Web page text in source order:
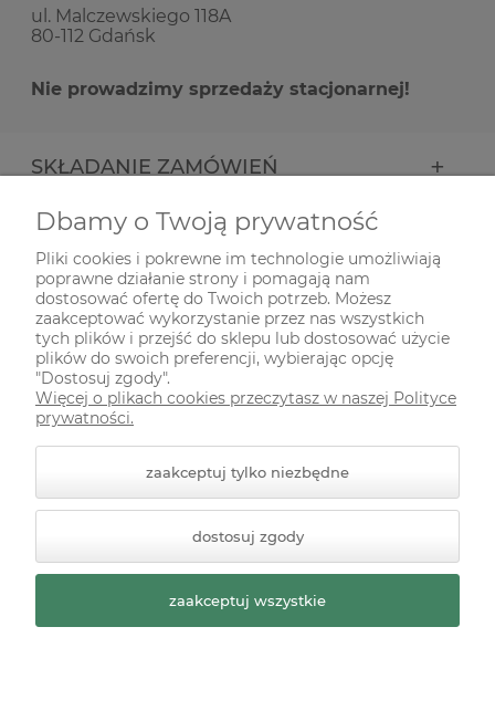
ul. Malczewskiego 118A
80-112 Gdańsk
Nie prowadzimy sprzedaży stacjonarnej!
SKŁADANIE ZAMÓWIEŃ
INFORMACJE
ODWIEDŹ NAS NA
Styl graficzny ShopGadget.pl
Sklep internetowy Shoper
Premium
Dbamy o Twoją prywatność
Pliki cookies i pokrewne im technologie umożliwiają
poprawne działanie strony i pomagają nam
dostosować ofertę do Twoich potrzeb. Możesz
zaakceptować wykorzystanie przez nas wszystkich
tych plików i przejść do sklepu lub dostosować użycie
plików do swoich preferencji, wybierając opcję
"Dostosuj zgody".
Więcej o plikach cookies przeczytasz w naszej Polityce
prywatności.
zaakceptuj tylko niezbędne
dostosuj zgody
zaakceptuj wszystkie